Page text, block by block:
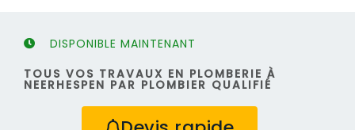
DISPONIBLE MAINTENANT
TOUS VOS TRAVAUX EN PLOMBERIE À
NEERHESPEN PAR PLOMBIER QUALIFIÉ